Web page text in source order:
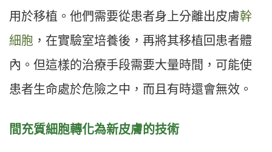
用於移植。他們需要從患者身上分離出皮膚幹
細胞 ，在實驗室培養後，再將其移植回患者體
內。但這樣的治療手段需要大量時間，可能使
患者生命處於危險之中，而且有時還會無效。
間充質細胞轉化為新皮膚的技術